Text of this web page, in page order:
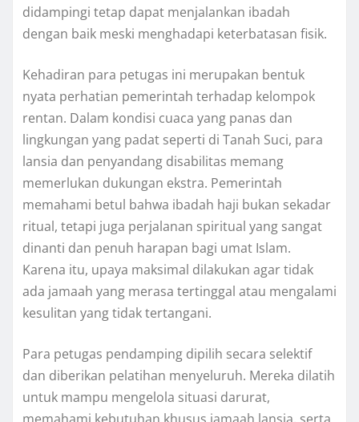
didampingi tetap dapat menjalankan ibadah
dengan baik meski menghadapi keterbatasan fisik.
Kehadiran para petugas ini merupakan bentuk
nyata perhatian pemerintah terhadap kelompok
rentan. Dalam kondisi cuaca yang panas dan
lingkungan yang padat seperti di Tanah Suci, para
lansia dan penyandang disabilitas memang
memerlukan dukungan ekstra. Pemerintah
memahami betul bahwa ibadah haji bukan sekadar
ritual, tetapi juga perjalanan spiritual yang sangat
dinanti dan penuh harapan bagi umat Islam.
Karena itu, upaya maksimal dilakukan agar tidak
ada jamaah yang merasa tertinggal atau mengalami
kesulitan yang tidak tertangani.
Para petugas pendamping dipilih secara selektif
dan diberikan pelatihan menyeluruh. Mereka dilatih
untuk mampu mengelola situasi darurat,
memahami kebutuhan khusus jamaah lansia, serta